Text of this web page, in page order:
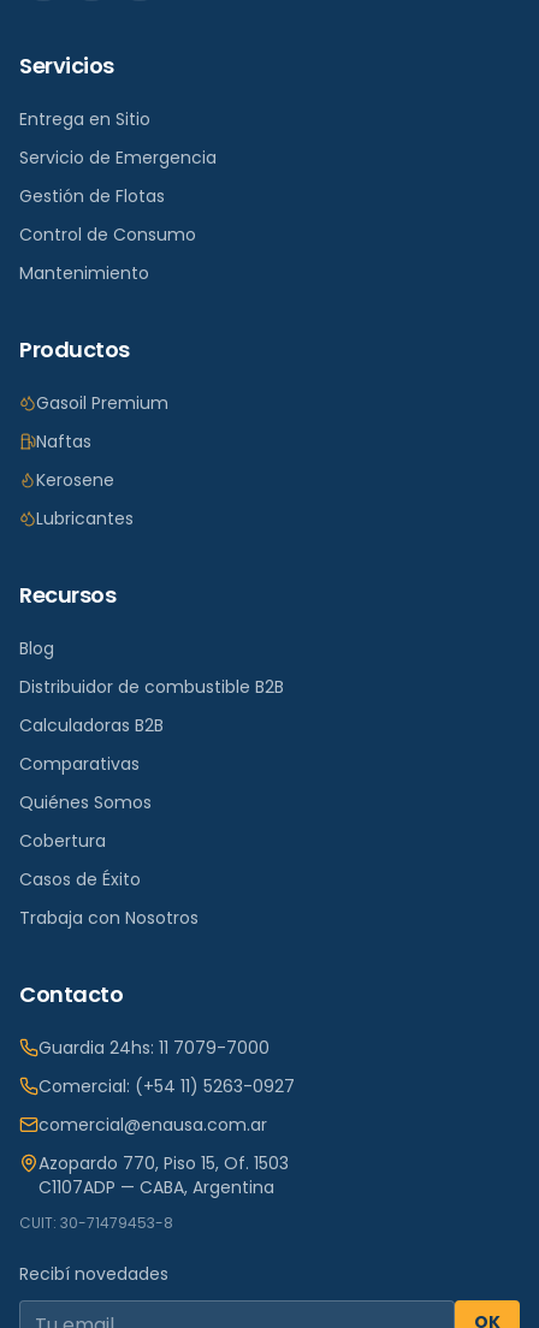
Servicios
Entrega en Sitio
Servicio de Emergencia
Gestión de Flotas
Control de Consumo
Mantenimiento
Productos
Gasoil Premium
Naftas
Kerosene
Lubricantes
Recursos
Blog
Distribuidor de combustible B2B
Calculadoras B2B
Comparativas
Quiénes Somos
Cobertura
Casos de Éxito
Trabaja con Nosotros
Contacto
Guardia 24hs: 11 7079-7000
Comercial: (+54 11) 5263-0927
comercial@enausa.com.ar
Azopardo 770, Piso 15, Of. 1503
C1107ADP — CABA, Argentina
CUIT: 30-71479453-8
Recibí novedades
OK